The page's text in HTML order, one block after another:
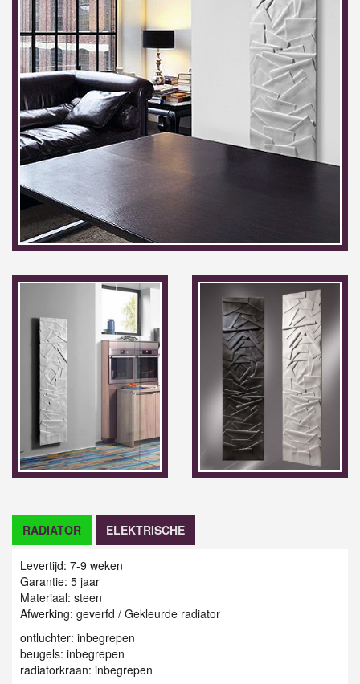
RADIATOR ELEKTRISCHE
Levertijd: 7-9 weken
Garantie: 5 jaar
Materiaal: steen
Afwerking: geverfd / Gekleurde radiator
ontluchter: inbegrepen
beugels: inbegrepen
radiatorkraan: inbegrepen